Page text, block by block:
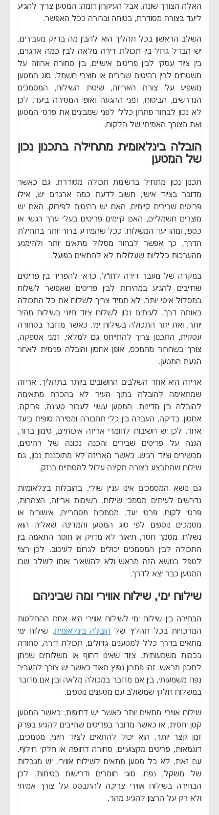
האלה הצורך שונה, אבל העיקרון דומה: המטען צריך להגיע
ליעד בצורה מסודרת, בטוחה וברורה ככל האפשר.
השלב הראשון בכל תהליך הוא להבין מה בדיוק מעבירים.
יש הבדל גדול בין תכולת דירה מלאה לבין כמה ארגזים,
בין ציוד עסקי לבין פריטים אישיים, בין סחורה ארוזה על
משטחים לבין רהיטים שבירים או מוצרי חשמל. סוג המטען
משפיע על צורת האריזה, שיטת השילוח, המסמכים
הנדרשים, הביטוח, זמני ההגעה ואופי המסירה ביעד. לכן
לא נכון לבחור פתרון כללי לפני שמבינים את פרטי המטען
ואת הצורך האמיתי של הלקוח.
הובלה בינלאומית מתחילה בתכנון נכון
של המטען
תכנון נכון מתחיל ברשימת תכולה מסודרת. גם כאשר
מדובר בציוד אישי, חשוב לדעת כמה ארגזים יש, אילו
פריטים שבירים קיימים, האם יש רהיטים לפירוק, האם יש
מוצרים חשמליים, האם קיימים פריטים בעלי ערך רגשי או
כספי, ומהו יעד המשלוח. ככל שהמידע ברור יותר בתחילת
הדרך, כך אפשר לבחור מסלול מתאים יותר ולהימנע
מהערכות כלליות שעלולות לא להתאים בפועל.
במקרה של מעבר דירה לחו״ל, כדאי להפריד בין פריטים
שחייבים להגיע במהירות לבין פריטים שאפשר לשלוח
במסלול איטי יותר. לא תמיד צריך לשלוח את כל התכולה
באותה דרך. לעיתים נכון לשלוח ציוד חיוני בשילוח מהיר
יותר, ואת יתר התכולה בשילוח ימי. כאשר מדובר בסחורה
עסקית, התכנון צריך להתייחס גם למלאי, זמני אספקה,
צורך בשחרור מהמכס, אופן אחסון והובלה פנימית לאחר
הגעת המטען.
אריזה היא אחד השלבים החשובים ביותר בתהליך. אריזה
שמתאימה להובלה בתוך העיר לא בהכרח מתאימה
להובלה בין מדינות. המטען עשוי לעבור טעינה, פריקה,
אחסון, בדיקה, העברה בין כלי תחבורה ומסירה סופית ביעד
אחר. לכן יש חשיבות לחומרי אריזה איכותיים, סימון ברור,
הגנה על פריטים שבירים והכנה נכונה של רהיטים,
מכשירים וציוד רגיש. כאשר האריזה לא מתוכננת נכון, גם
שילוח שמתבצע בצורה תקינה עלול להסתיים בנזק.
גם נושא המסמכים אינו עניין שולי. בהובלות בינלאומיות
נדרשים לעיתים מסמכי שילוח, רשימות אריזה, הצהרות,
פרטי לקוח, פרטי יעד, מסמכים מסחריים, אישורים או
מסמכים נוספים לפי סוג המטען והמדינה שאליה הוא
נשלח. מסמך חסר, תיאור לא מדויק או חוסר התאמה בין
התכולה לבין המסמכים יכולים לגרום לעיכוב. לכן רצוי
לטפל בנושא הזה מראש ולא להשאיר אותו לשלב שבו
המטען כבר יצא לדרך.
שילוח ימי, שילוח אווירי ומה שביניהם
הבחירה בין שילוח ימי לשילוח אווירי היא אחת ההחלטות
המרכזיות בכל תהליך של הובלה בינלאומית. שילוח ימי
מתאים בדרך כלל למטענים גדולים, תכולת דירה, סחורה
בכמות משמעותית, ציוד שאינו דחוף או משלוחים שניתן
לתכנן מראש. זהו פתרון נפוץ מאוד כאשר יש צורך להעביר
נפח משמעותי, בין אם מדובר במכולה מלאה ובין אם מדובר
במשלוח חלקי שמשולב עם מטענים נוספים.
שילוח אווירי מתאים יותר כאשר יש דחיפות, כאשר המטען
קטן יחסית, או כאשר מדובר בפריטים שחייבים להגיע בפרק
זמן קצר יותר. הוא יכול להתאים לציוד חיוני, מסמכים,
דוגמאות, פריטים מקצועיים, סחורה דחופה או חלקי חילוף.
עם זאת, לא כל מטען מתאים לשילוח אווירי. יש מגבלות
של משקל, נפח, סוגי חומרים ודרישות בטיחות. לכן
הבחירה בשילוח אווירי צריכה להתבסס על צורך אמיתי
ולא רק על הרצון להגיע מהר.